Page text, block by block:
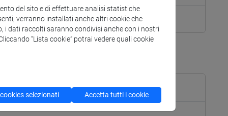
del sito e di effettuare analisi statistiche
verranno installati anche altri cookie che
i dati raccolti saranno condivisi anche con i nostri
“Lista cookie” potrai vedere quali cookie
selezionati Accetta tutti i cookie